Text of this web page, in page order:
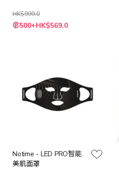
HK$999.0
特
殊 500+HK$569.0
Notime - LED PRO智能
美肌面罩